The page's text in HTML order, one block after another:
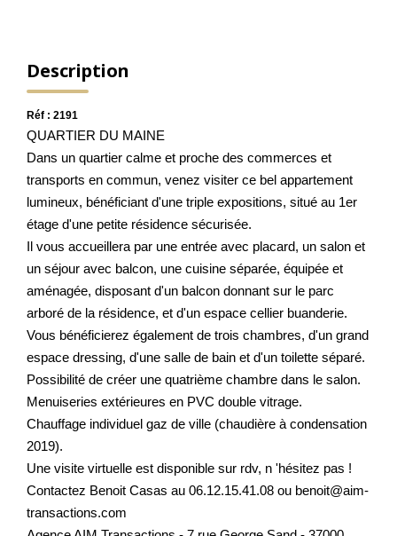
Description
Réf : 2191
QUARTIER DU MAINE
Dans un quartier calme et proche des commerces et
transports en commun, venez visiter ce bel appartement
lumineux, bénéficiant d'une triple expositions, situé au 1er
étage d'une petite résidence sécurisée.
Il vous accueillera par une entrée avec placard, un salon et
un séjour avec balcon, une cuisine séparée, équipée et
aménagée, disposant d'un balcon donnant sur le parc
arboré de la résidence, et d'un espace cellier buanderie.
Vous bénéficierez également de trois chambres, d'un grand
espace dressing, d'une salle de bain et d'un toilette séparé.
Possibilité de créer une quatrième chambre dans le salon.
Menuiseries extérieures en PVC double vitrage.
Chauffage individuel gaz de ville (chaudière à condensation
2019).
Une visite virtuelle est disponible sur rdv, n 'hésitez pas !
Contactez Benoit Casas au 06.12.15.41.08 ou benoit@aim-
transactions.com